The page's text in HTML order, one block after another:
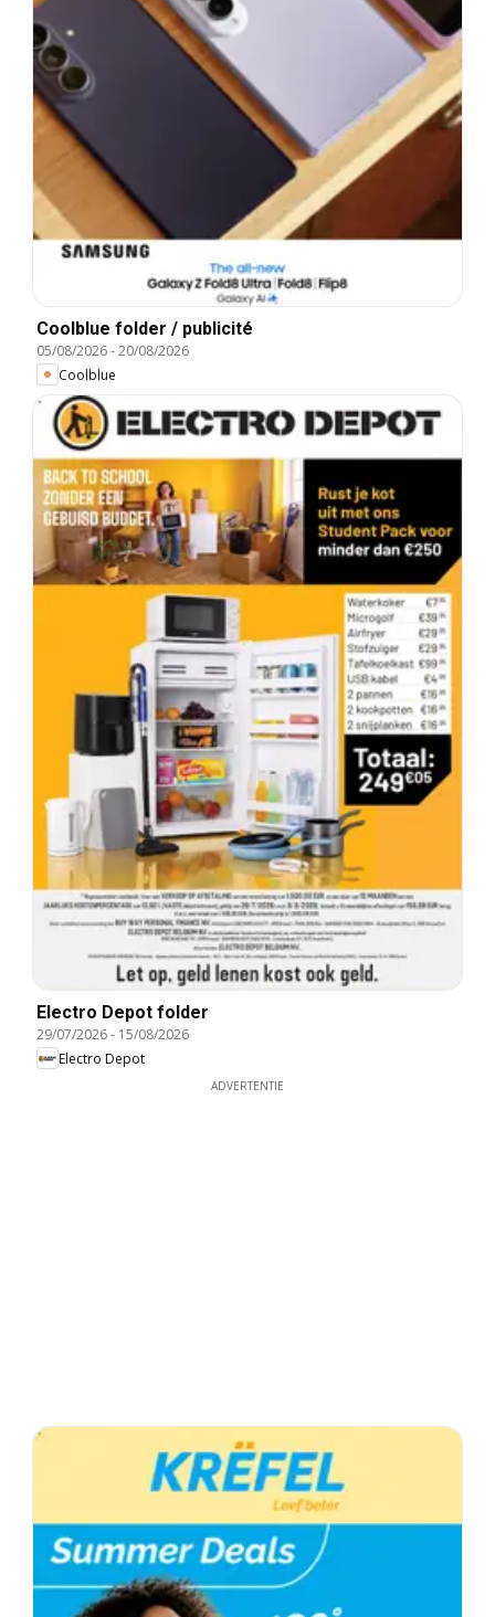
Coolblue folder / publicité
05/08/2026-20/08/2026
Coolblue
Electro Depot folder
29/07/2026- 15/08/2026
Electro Depot
ADVERTENTIE